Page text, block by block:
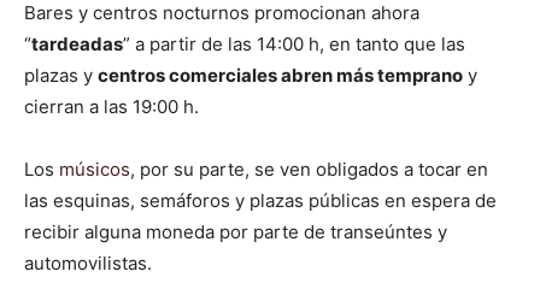
Bares y centros nocturnos promocionan ahora
“tardeadas” a partir de las 14:00 h, en tanto que las
plazas y centros comerciales abren más temprano y
cierran a las 19:00 h.
Los músicos, por su parte, se ven obligados a tocar en
las esquinas, semáforos y plazas públicas en espera de
recibir alguna moneda por parte de transeúntes y
automovilistas.